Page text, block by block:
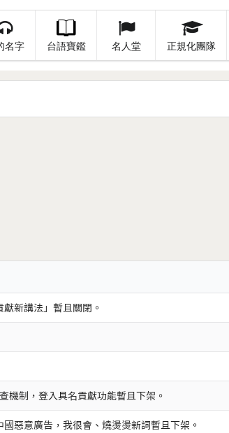
名字 台語寶鑑 名人堂 正規化團隊
新講法」暫且關閉。
機制，登入具名貢獻功能暫且下架。
惡意廣告，我很會、燒燙燙新詞暫且下架。